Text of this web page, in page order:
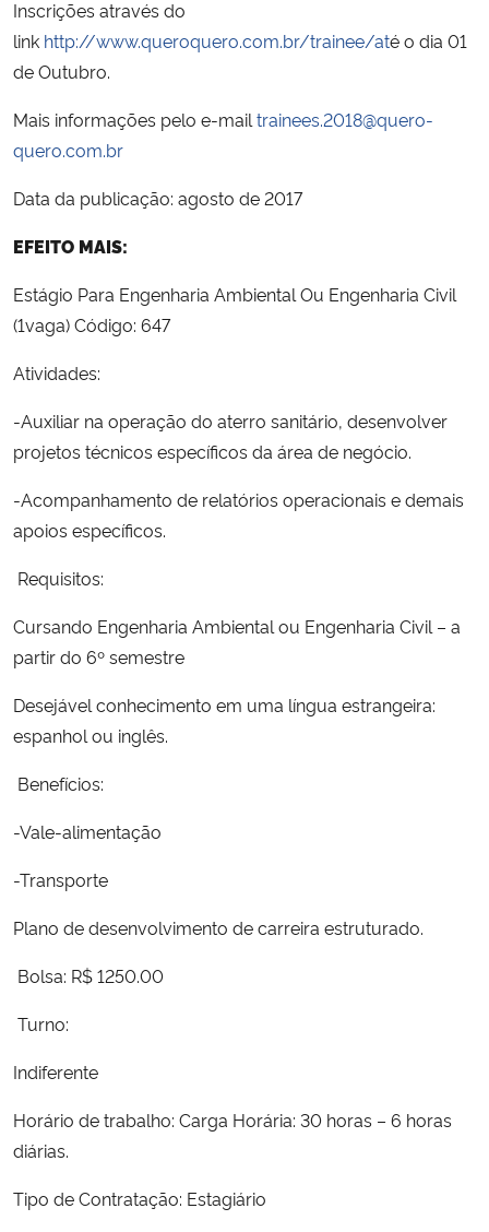
Inscrições através do
link http://www.queroquero.com.br/trainee/até o dia 01
de Outubro.
Mais informações pelo e-mail trainees.2018@quero-
quero.com.br
Data da publicação: agosto de 2017
EFEITO MAIS:
Estágio Para Engenharia Ambiental Ou Engenharia Civil
(1vaga) Código: 647
Atividades:
-Auxiliar na operação do aterro sanitário, desenvolver
projetos técnicos específicos da área de negócio.
-Acompanhamento de relatórios operacionais e demais
apoios específicos.
Requisitos:
Cursando Engenharia Ambiental ou Engenharia Civil – a
partir do 6º semestre
Desejável conhecimento em uma língua estrangeira:
espanhol ou inglês.
Benefícios:
-Vale-alimentação
-Transporte
Plano de desenvolvimento de carreira estruturado.
Bolsa: R$ 1250.00
Turno:
Indiferente
Horário de trabalho: Carga Horária: 30 horas – 6 horas
diárias.
Tipo de Contratação: Estagiário